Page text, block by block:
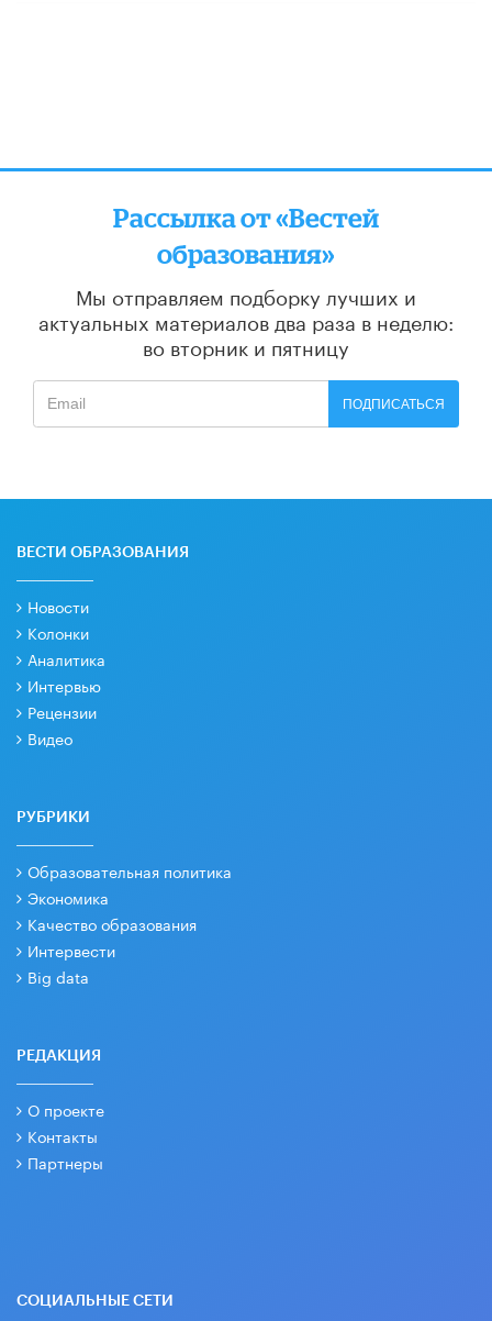
Рассылка от «Вестей
образования»
Мы отправляем подборку лучших и
актуальных материалов два раза в неделю:
во вторник и пятницу
ПОДПИСАТЬСЯ
ВЕСТИ ОБРАЗОВАНИЯ
Новости
Колонки
Аналитика
Интервью
Рецензии
Видео
РУБРИКИ
Образовательная политика
Экономика
Качество образования
Интервести
Big data
РЕДАКЦИЯ
О проекте
Контакты
Партнеры
СОЦИАЛЬНЫЕ СЕТИ